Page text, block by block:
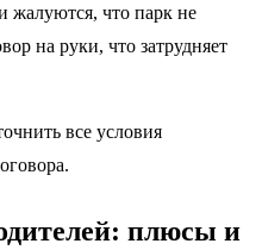
жалуются, что парк не
на руки, что затрудняет
все условия
плюсы и